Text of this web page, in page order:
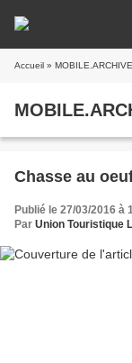
Accueil »
Chasse au
Publié le 27/03/2016 à
Par Union Touristique